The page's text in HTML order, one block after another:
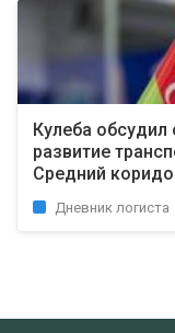
Кулеба
развитие
Средний
Дневник логиста